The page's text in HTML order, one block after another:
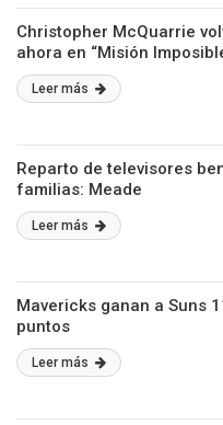
Christopher McQuarrie
ahora en “Misión
Leer más
Reparto de televisores
familias: Meade
Leer más
Mavericks ganan a Suns
puntos
Leer más